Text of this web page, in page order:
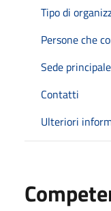
Tipo di
Persone che
Sede principale
Contatti
Ulteriori